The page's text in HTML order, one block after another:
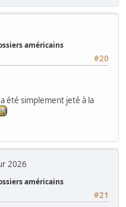
américains
#20
été simplement jeté à la
2026
américains
#21